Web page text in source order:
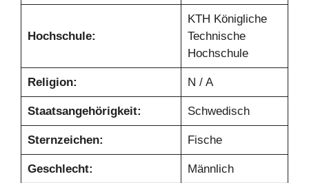
Hochschule:
KTH Königliche
Technische
Hochschule
Religion: N / A
Staatsangehörigkeit: Schwedisch
Sternzeichen: Fische
Geschlecht: Männlich